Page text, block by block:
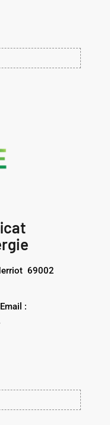
69002
: